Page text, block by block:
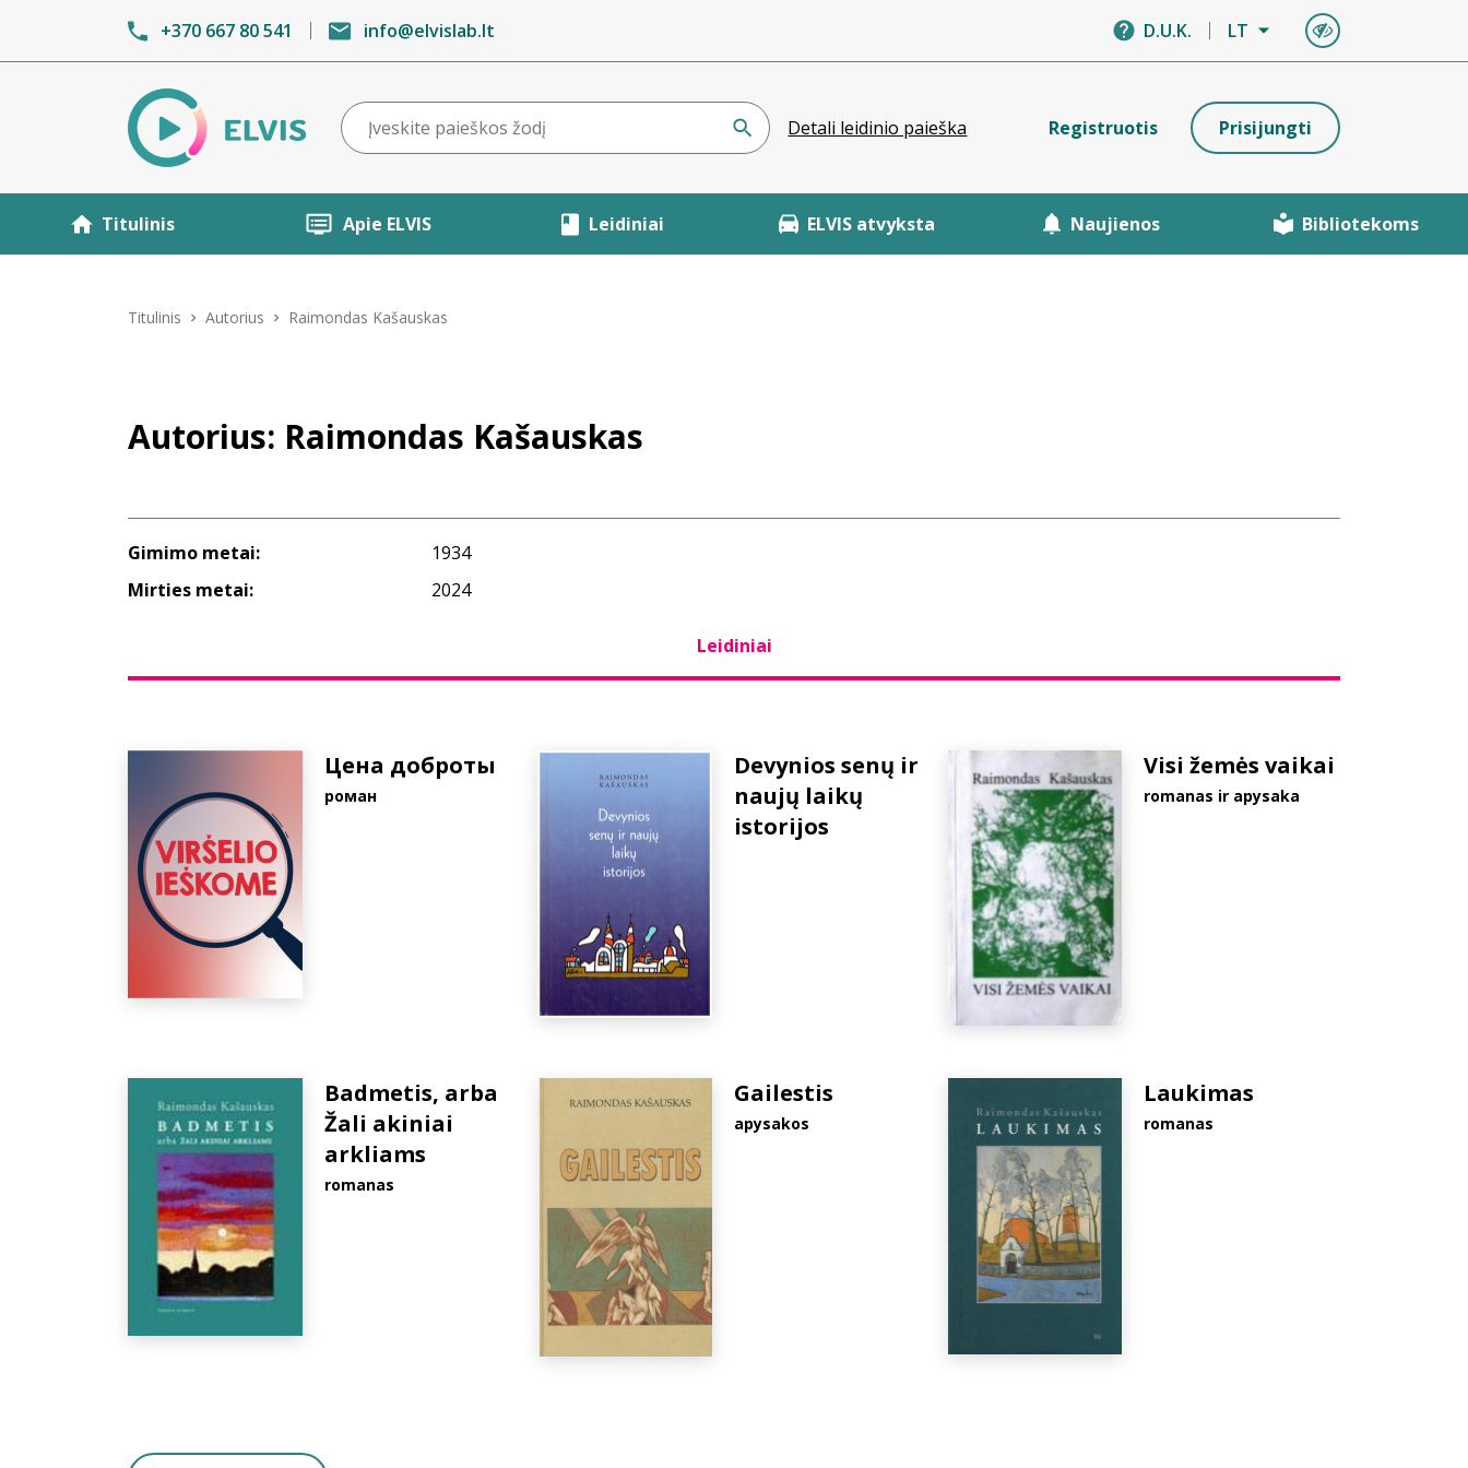
+370 667 80 541 info@elvislab.lt D.U.K. LT
Detali leidinio paieška Registruotis Prisijungti
Titulinis Apie ELVIS Leidiniai ELVIS atvyksta Naujienos Bibliotekoms
Titulinis Autorius Raimondas Kašauskas
Autorius: Raimondas Kašauskas
Gimimo metai:
1934
Mirties metai:
2024
Leidiniai
Цена доброты
pоман
Devynios senų ir
naujų laikų
istorijos
Visi žemės vaikai
romanas ir apysaka
Badmetis, arba
Žali akiniai
arkliams
romanas
Gailestis
apysakos
Laukimas
romanas